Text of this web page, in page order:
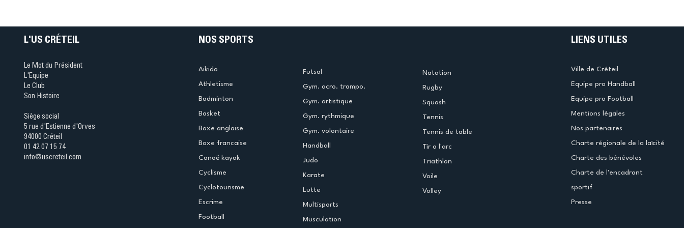
L'US CRÉTEIL
Le Mot du Président
L'Equipe
Le Club
Son Histoire
Siège social
5 rue d'Estienne d'Orves
94000 Créteil
01 42 07 15 74
info@uscreteil.com
NOS SPORTS
Aikido
Athletisme
Badminton
Basket
Boxe anglaise
Boxe francaise
Canoë kayak
Cyclisme
Cyclotourisme
Escrime
Football
Futsal
Gym. acro. trampo.
Gym. artistique
Gym. rythmique
Gym. volontaire
Handball
Judo
Karate
Lutte
Multisports
Musculation
Natation
Rugby
Squash
Tennis
Tennis de table
Tir a l'arc
Triathlon
Voile
Volley
LIENS UTILES
Ville de Créteil
Equipe pro Handball
Equipe pro Football
Mentions légales
Nos partenaires
Charte régionale de la laïcité
Charte des bénévoles
Charte de l'encadrant
sportif
Presse